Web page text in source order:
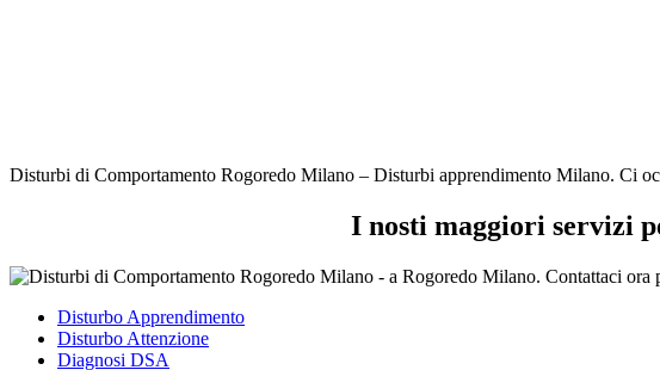
Disturbi di Comportamento Rogoredo Milano – Disturbi apprendimento Milano. Ci
I nosti maggiori servizi
Disturbo Apprendimento
Disturbo Attenzione
Diagnosi DSA